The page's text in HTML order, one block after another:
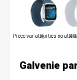
Prece var atšķirties no
Galvenie